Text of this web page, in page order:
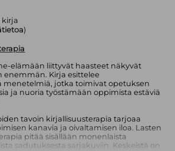
)
elämään liittyvät haasteet näkyvät
enemmän. Kirja esittelee
menetelmiä, jotka toimivat opetuksen
ja nuoria työstämään oppimista estäviä
tavoin kirjallisuusterapia tarjoaa
kanavia ja oivaltamisen iloa. Lasten
pitää sisällään monenlaista
sadutuksesta sarjakuviin. Keskeistä on